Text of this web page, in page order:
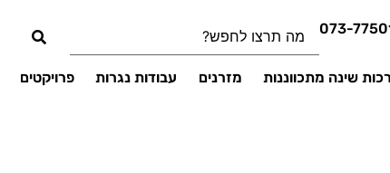
073-
שינה מתכווננות מזרנים עבודות נגרות פרויקטים